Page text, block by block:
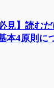
見】読む
本4原則に